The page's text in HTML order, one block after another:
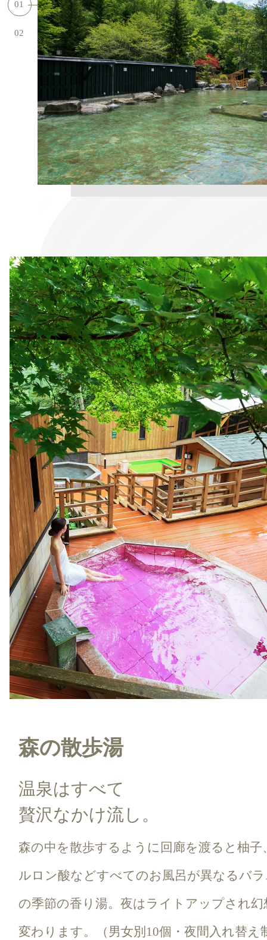
01
02
森の散歩湯
温泉はすべて
贅沢なかけ流し。
森の中を散歩するように回廊を渡ると柚
ルロン酸などすべてのお風呂が異なるバ
の季節の香り湯。夜はライトアップされ
変わります。（男女別10個・夜間入れ替え